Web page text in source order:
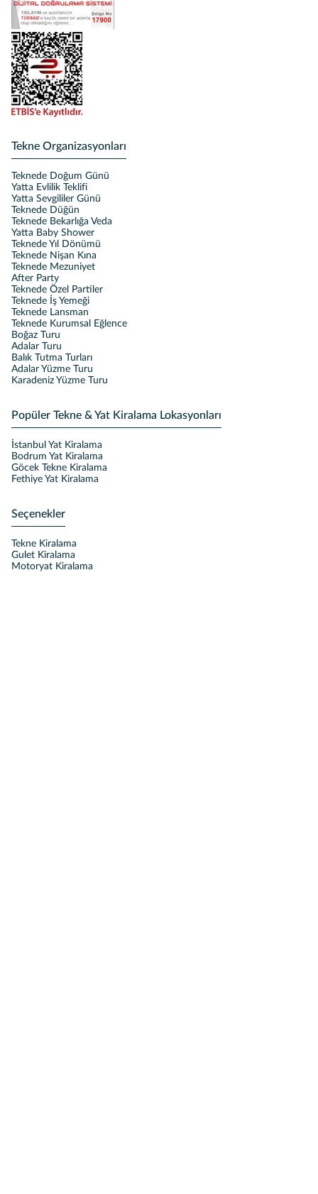
Tekne Organizasyonları
Teknede Doğum Günü
Yatta Evlilik Teklifi
Yatta Sevgililer Günü
Teknede Düğün
Teknede Bekarlığa Veda
Yatta Baby Shower
Teknede Yıl Dönümü
Teknede Nişan Kına
Teknede Mezuniyet
After Party
Teknede Özel Partiler
Teknede İş Yemeği
Teknede Lansman
Teknede Kurumsal Eğlence
Boğaz Turu
Adalar Turu
Balık Tutma Turları
Adalar Yüzme Turu
Karadeniz Yüzme Turu
Popüler Tekne & Yat Kiralama Lokasyonları
İstanbul Yat Kiralama
Bodrum Yat Kiralama
Göcek Tekne Kiralama
Fethiye Yat Kiralama
Seçenekler
Tekne Kiralama
Gulet Kiralama
Motoryat Kiralama